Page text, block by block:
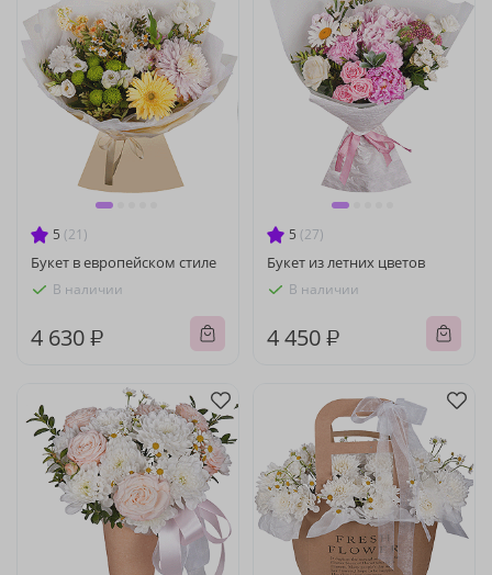
5 (21)
Букет в европейском стиле
В наличии
4 630 ₽
5 (27)
Букет из летних цветов
В наличии
4 450 ₽